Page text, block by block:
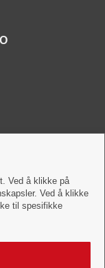
Ved å klikke på
Ved å klikke
til spesifikke